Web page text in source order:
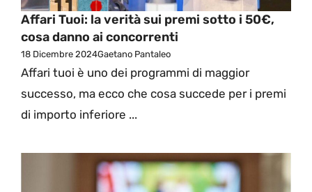
Affari Tuoi: la verità sui premi sotto i 50€,
cosa danno ai concorrenti
18 Dicembre 2024Gaetano Pantaleo
Affari tuoi è uno dei programmi di maggior
successo, ma ecco che cosa succede per i premi
di importo inferiore ...